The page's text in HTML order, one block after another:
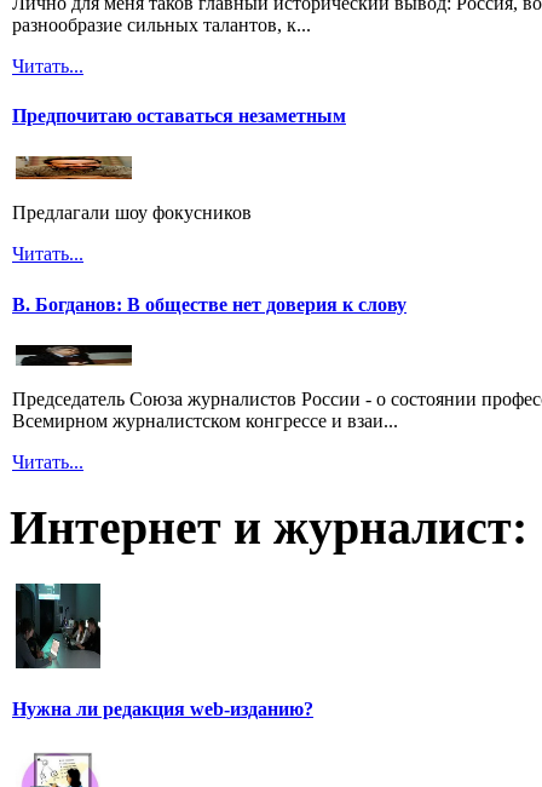
разнообразие сильных талантов, к...
Читать...
Предпочитаю оставаться незаметным
Предлагали шоу фокусников
Читать...
В. Богданов: В обществе нет доверия к слову
Председатель Союза журналистов России - о состоянии
Всемирном журналистском конгрессе и взаи...
Читать...
Интернет и журналист:
Нужна ли редакция web-изданию?